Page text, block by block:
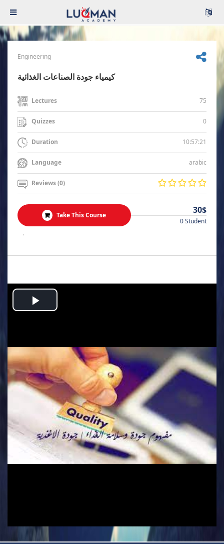
Engineering
كيمياء جودة الصناعات الغذائية
Lectures 75
Quizzes 0
Duration 10:57:21
Language arabic
Reviews (0)
Take This Course 30$
0 Student
.
Play